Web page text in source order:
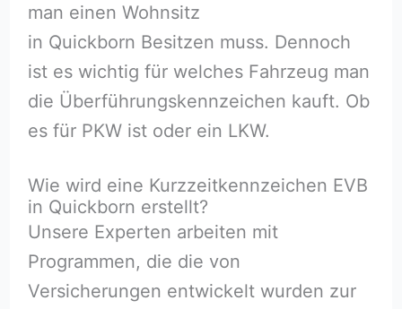
man einen Wohnsitz
in Quickborn Besitzen muss. Dennoch
ist es wichtig für welches Fahrzeug man
die Überführungskennzeichen kauft. Ob
es für PKW ist oder ein LKW.
Wie wird eine Kurzzeitkennzeichen EVB
in Quickborn erstellt?
Unsere Experten arbeiten mit
Programmen, die die von
Versicherungen entwickelt wurden zur